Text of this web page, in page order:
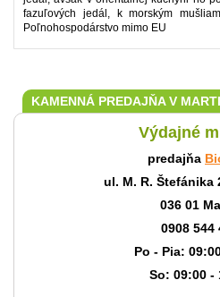
fazuľových jedál, k morským
Poľnohospodárstvo mimo EU
KAMENNÁ PREDAJŇA V
Výdajné
predajňa
ul. M. R. Štefánika
036 01
0908 544
Po - Pia:
So: 09:00 -